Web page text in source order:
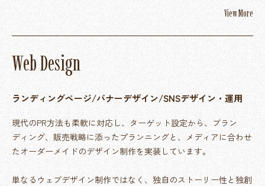
View More
WebDesign
ランディングページ/バナーデザイン/SNSデザイン・運用
現代のPR方法も柔軟に対応し、ターゲット設定から、ブラン
ディング、販売戦略に添ったプランニングと、メディアに合わせ
たオーダーメイドのデザイン制作を実装しています。
単なるウェブデザイン制作ではなく、独自のストーリー性と独創